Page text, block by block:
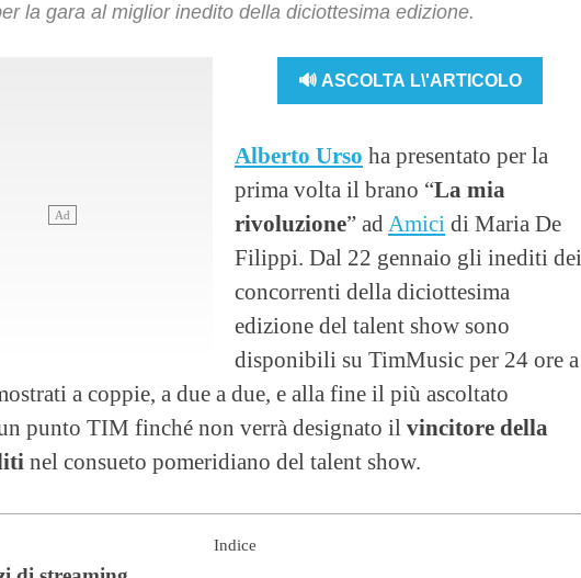
la gara al miglior inedito della diciottesima edizione.
🔊 ASCOLTA L\'ARTICOLO
Alberto Urso ha presentato per la
prima volta il brano “La mia
rivoluzione” ad Amici di Maria De
Filippi. Dal 22 gennaio gli inediti dei
concorrenti della diciottesima
edizione del talent show sono
disponibili su TimMusic per 24 ore a
a coppie, a due a due, e alla fine il più ascoltato
punto TIM finché non verrà designato il vincitore della
nel consueto pomeridiano del talent show.
Indice